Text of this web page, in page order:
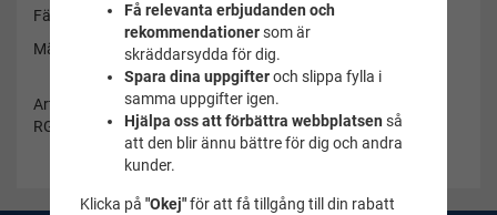
Färg: Mörkblå/ljusblå
Märke: GUL
Artikelnummer:
RG0349-4/5
Få relevanta erbjudanden och
rekommendationersom är
skräddarsydda för dig.
Spara dina uppgifteroch slippa fylla i
samma uppgifter igen.
Hjälpa oss att förbättra webbplatsen så
att den blir ännu bättre för dig och andra
kunder.
Klicka på "Okej"för att få tillgång till din rabatt